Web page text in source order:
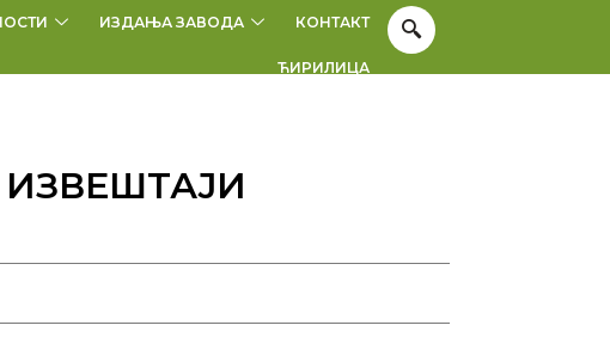
ИЗДАЊА ЗАВОДА КОНТАКТ
ЋИРИЛИЦА